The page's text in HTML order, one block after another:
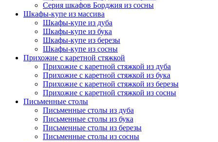
Серия шкафов Борджия из сосны
Шкафы-купе из массива
Шкафы-купе из дуба
Шкафы-купе из бука
Шкафы-купе из березы
Шкафы-купе из сосны
Прихожие с каретной стяжкой
Прихожие с каретной стяжкой из дуба
Прихожие с каретной стяжкой из бука
Прихожие с каретной стяжкой из березы
Прихожие с каретной стяжкой из сосны
Письменные столы
Письменные столы из дуба
Письменные столы из бука
Письменные столы из березы
Письменные столы из сосны